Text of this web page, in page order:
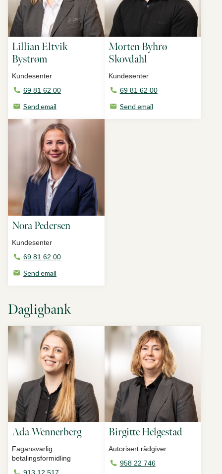
Lillian Eltvik
Bystrøm
Kundesenter
69 81 62 00
Send email
Morten Byhrø
Skovdahl
Kundesenter
69 81 62 00
Send email
Nora Pedersen
Kundesenter
69 81 62 00
Send email
Dagligbank
Ada Wennerberg
Fagansvarlig
betalingsformidling
Birgitte Helgestad
Autorisert rådgiver
958 22 746